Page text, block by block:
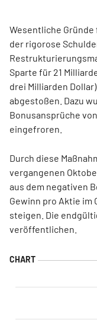
Wesentliche
der rigorose
Sparte für 21
drei Milliarden
abgestoßen. Dazu
Bonusansprüche
eingefroren.
Durch diese
vergangenen
aus dem negativen
Gewinn pro Aktie im
steigen. Die
veröffentlichen.